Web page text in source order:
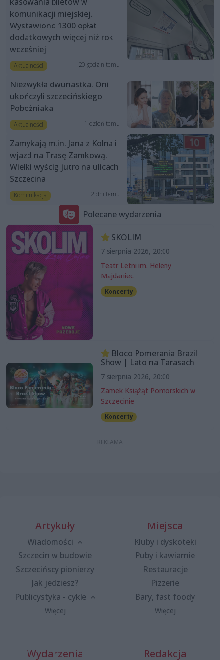
komunikacji miejskiej.
Wystawiono 1300 opłat
dodatkowych więcej niż rok
wcześniej
Aktualności 20 godzin temu
Niezwykła dwunastka. Oni
ukończyli szczecińskiego
Pobożniaka
Aktualności 1 dzień temu
Zamykają m.in. Jana z Kolna i
wjazd na Trasę Zamkową.
Wielki wyścig jutro na ulicach
Szczecina
Komunikacja 2 dni temu
Polecane wydarzenia
SKOLIM
7 sierpnia 2026, 20:00
Teatr Letni im. Heleny
Majdaniec
Koncerty
Bloco Pomerania Brazil
Show | Lato na Tarasach
7 sierpnia 2026, 20:00
Zamek Książąt Pomorskich w
Szczecinie
Koncerty
Artykuły
Wiadomości
Szczecin w budowie
Szczecińscy pionierzy
Jak jedziesz?
Publicystyka - cykle
Więcej
Miejsca
Kluby i dyskoteki
Puby i kawiarnie
Restauracje
Pizzerie
Bary, fast foody
Więcej
Wydarzenia Redakcja